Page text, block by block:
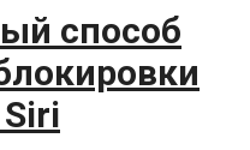
способ